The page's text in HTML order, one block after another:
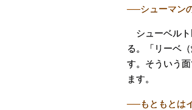
──シューマン
シューベルト
る。「リーベ
す。そういう
ます。
──もともとは